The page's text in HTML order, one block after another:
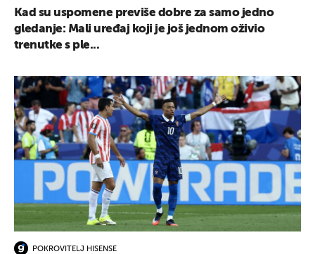
Kad su uspomene previše dobre za samo jedno
gledanje: Mali uređaj koji je još jednom oživio
trenutke s ple...
POKROVITELJ HISENSE